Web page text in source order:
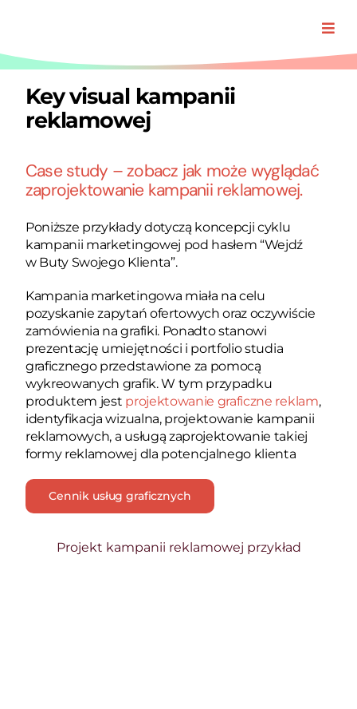
O Padre
Blog
Key visual kampanii
reklamowej
Case study – zobacz jak może wyglądać
zaprojektowanie kampanii reklamowej.
Poniższe przykłady dotyczą koncepcji cyklu
kampanii marketingowej pod hasłem “Wejdź
w Buty Swojego Klienta”.
Kampania marketingowa miała na celu
pozyskanie zapytań ofertowych oraz oczywiście
zamówienia na grafiki. Ponadto stanowi
prezentację umiejętności i portfolio studia
graficznego przedstawione za pomocą
wykreowanych grafik. W tym przypadku
produktem jest projektowanie graficzne reklam,
identyfikacja wizualna, projektowanie kampanii
reklamowych, a usługą zaprojektowanie takiej
formy reklamowej dla potencjalnego klienta
Cennik usług graficznych
Projekt kampanii reklamowej przykład